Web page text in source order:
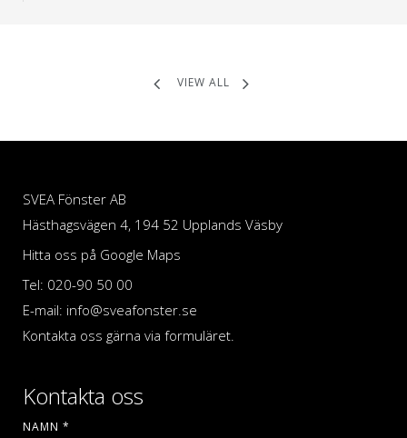
VIEW ALL
SVEA Fönster AB
Hästhagsvägen 4, 194 52 Upplands Väsby
Hitta oss på Google Maps
Tel: 020-90 50 00
E-mail: info@sveafonster.se
Kontakta oss gärna via formuläret.
Kontakta oss
NAMN *